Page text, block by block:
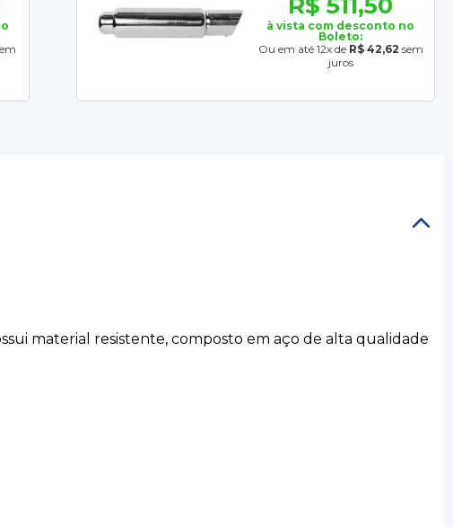
à vista com desconto no
Boleto:
Ou em até 12x de R$ 42,62 sem
juros
material resistente, composto em aço de alta qualidade